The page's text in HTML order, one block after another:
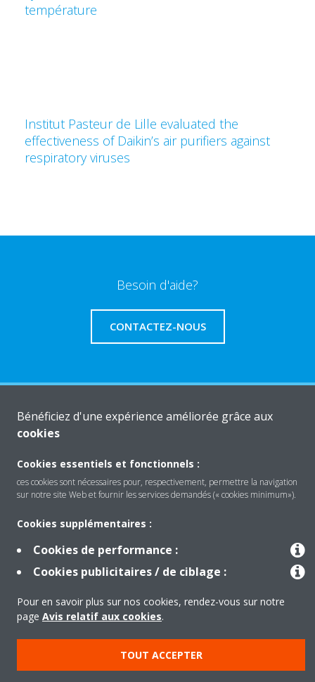
température
Institut Pasteur de Lille evaluated the
effectiveness of Daikin’s air purifiers against
respiratory viruses
Besoin d'aide?
CONTACTEZ-NOUS
Produits
Solutions
À propos de Daikin
Copyright © Daikin
Mentions légales
Avis relatif aux cookies
Politique de confidentialité des données
Bénéficiez d'une expérience améliorée grâce aux
cookies
Cookies essentiels et fonctionnels :
ces cookies sont nécessaires pour, respectivement, permettre la navigation
sur notre site Web et fournir les services demandés (« cookies minimum»).
Cookies supplémentaires :
Cookies de performance :
Cookies publicitaires / de ciblage :
Pour en savoir plus sur nos cookies, rendez-vous sur notre
page Avis relatif aux cookies.
TOUT ACCEPTER